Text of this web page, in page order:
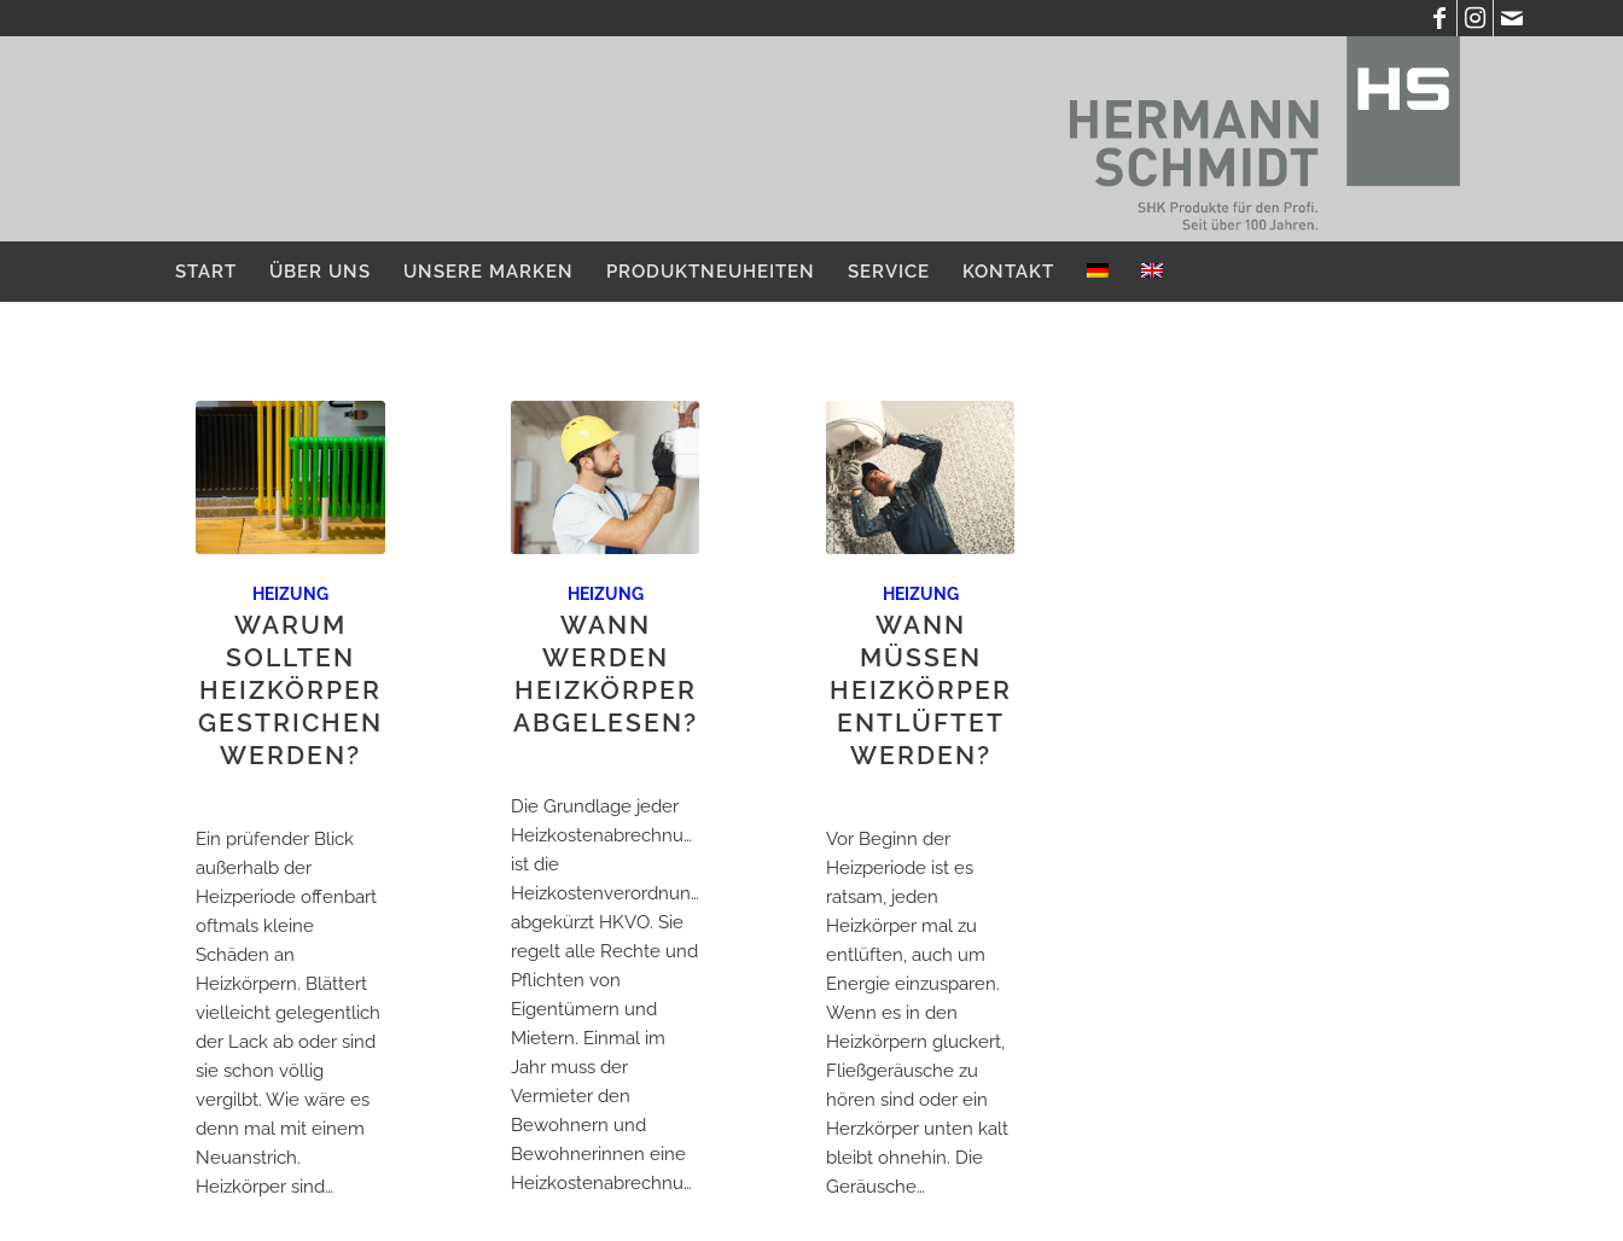
START ÜBER UNS UNSERE MARKEN PRODUKTNEUHEITEN SERVICE KONTAKT
HEIZUNG
WARUM
SOLLTEN
HEIZKÖRPER
GESTRICHEN
WERDEN?
Ein prüfender Blick
außerhalb der
Heizperiode offenbart
oftmals kleine
Schäden an
Heizkörpern. Blättert
vielleicht gelegentlich
der Lack ab oder sind
sie schon völlig
vergilbt. Wie wäre es
denn mal mit einem
Neuanstrich.
Heizkörper sind…
HEIZUNG
WANN
WERDEN
HEIZKÖRPER
ABGELESEN?
Die Grundlage jeder
Heizkostenabrechnung
ist die
Heizkostenverordnung,
abgekürzt HKVO. Sie
regelt alle Rechte und
Pflichten von
Eigentümern und
Mietern. Einmal im
Jahr muss der
Vermieter den
Bewohnern und
Bewohnerinnen eine
Heizkostenabrechnung…
HEIZUNG
WANN
MÜSSEN
HEIZKÖRPER
ENTLÜFTET
WERDEN?
Vor Beginn der
Heizperiode ist es
ratsam, jeden
Heizkörper mal zu
entlüften, auch um
Energie einzusparen.
Wenn es in den
Heizkörpern gluckert,
Fließgeräusche zu
hören sind oder ein
Herzkörper unten kalt
bleibt ohnehin. Die
Geräusche…